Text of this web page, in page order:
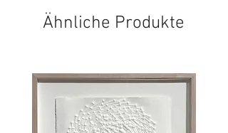
Ähnliche Produkte